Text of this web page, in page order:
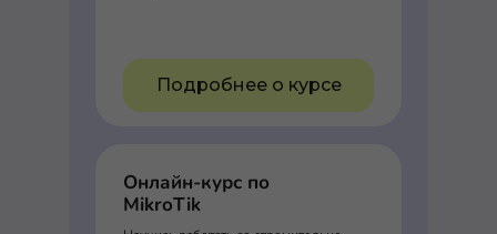
Подробнее о курсе
Онлайн-курс по
MikroTik